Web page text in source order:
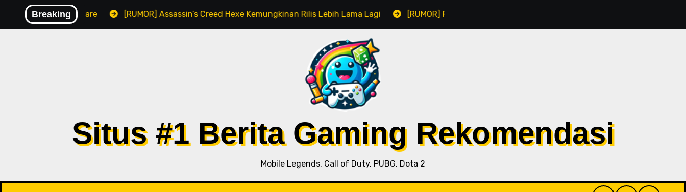
Breaking
Berisikan Malware [RUMOR] Assassin’s Creed Hexe Kemungkinan Rilis Lebih Lama Lagi [RUMOR] Remake Resident Evil 1 Sudah Masuk Tahap Pre-Produksi Sejak
Situs #1 Berita Gaming Rekomendasi
Mobile Legends, Call of Duty, PUBG, Dota 2